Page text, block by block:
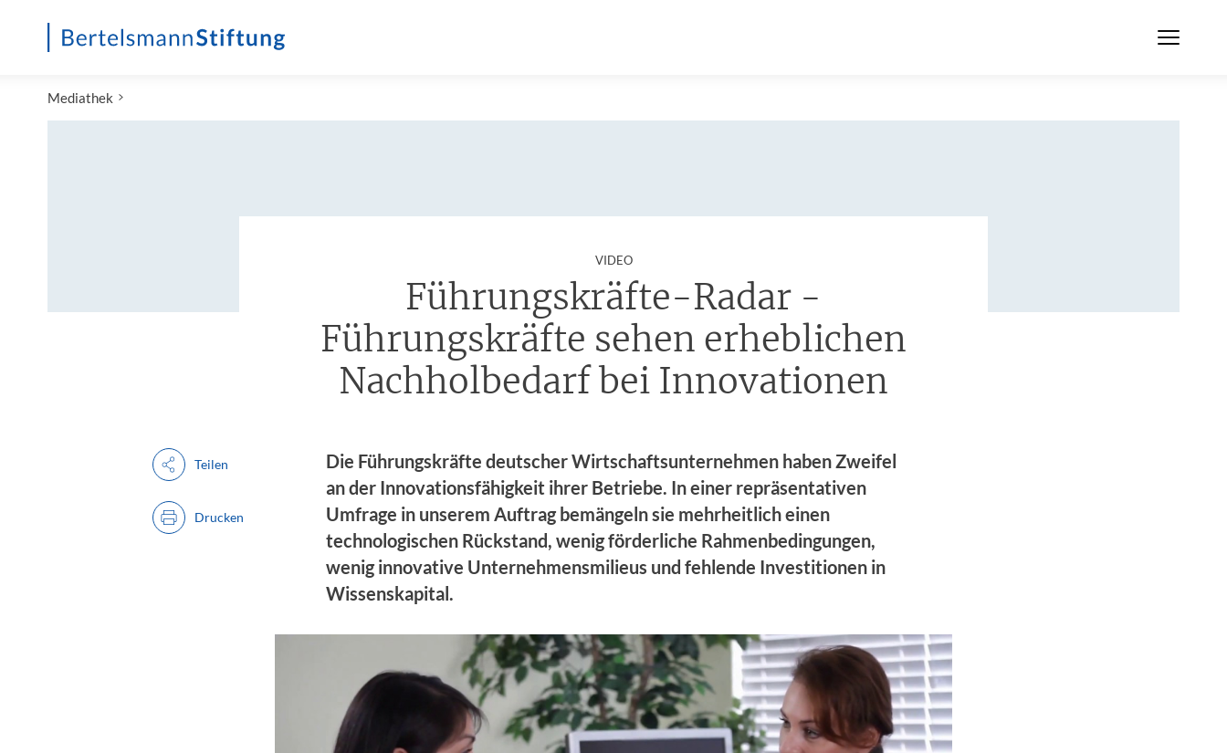
Mediathek
VIDEO:
Führungskräfte-Radar -
Führungskräfte sehen erheblichen
Nachholbedarf bei Innovationen
Die Führungskräfte deutscher Wirtschaftsunternehmen haben Zweifel
an der Innovationsfähigkeit ihrer Betriebe. In einer repräsentativen
Umfrage in unserem Auftrag bemängeln sie mehrheitlich einen
technologischen Rückstand, wenig förderliche Rahmenbedingungen,
wenig innovative Unternehmensmilieus und fehlende Investitionen in
Wissenskapital.
Teilen
Drucken